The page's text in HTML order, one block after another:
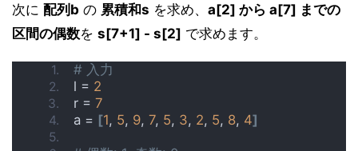
次に 配列b の 累積和s を求め、 a[2] から a[7] までの
区間の偶数を s[7+1] - s[2] で求めます。
# 入力
l = 2
r = 7
a = [1, 5, 9, 7, 5, 3, 2, 5, 8, 4]